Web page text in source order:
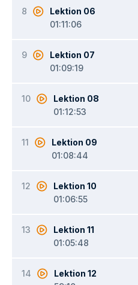
8
Lektion 06
01:11:06
9
Lektion 07
01:09:19
10
Lektion 08
01:12:53
11
Lektion 09
01:08:44
12
Lektion 10
01:06:55
13
Lektion 11
01:05:48
14
Lektion 12